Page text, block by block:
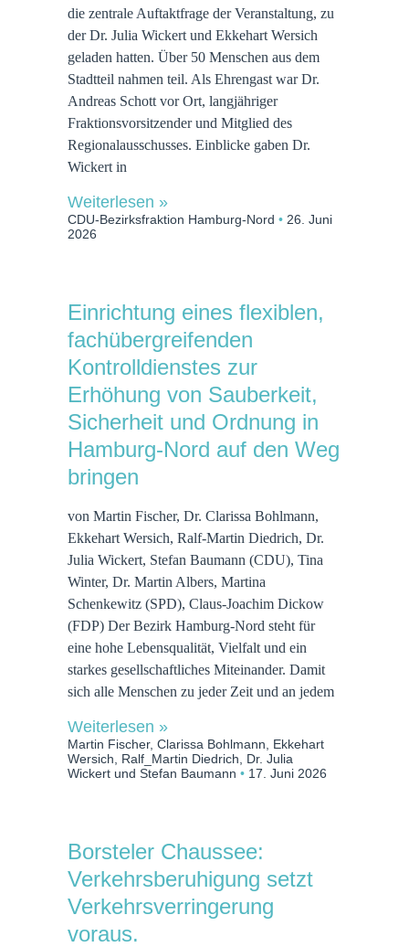
die zentrale Auftaktfrage der Veranstaltung, zu
der Dr. Julia Wickert und Ekkehart Wersich
geladen hatten. Über 50 Menschen aus dem
Stadtteil nahmen teil. Als Ehrengast war Dr.
Andreas Schott vor Ort, langjähriger
Fraktionsvorsitzender und Mitglied des
Regionalausschusses. Einblicke gaben Dr.
Wickert in
Weiterlesen »
CDU-Bezirksfraktion Hamburg-Nord
26. Juni
2026
Einrichtung eines flexiblen,
fachübergreifenden
Kontrolldienstes zur
Erhöhung von Sauberkeit,
Sicherheit und Ordnung in
Hamburg-Nord auf den Weg
bringen
von Martin Fischer, Dr. Clarissa Bohlmann,
Ekkehart Wersich, Ralf-Martin Diedrich, Dr.
Julia Wickert, Stefan Baumann (CDU), Tina
Winter, Dr. Martin Albers, Martina
Schenkewitz (SPD), Claus-Joachim Dickow
(FDP) Der Bezirk Hamburg-Nord steht für
eine hohe Lebensqualität, Vielfalt und ein
starkes gesellschaftliches Miteinander. Damit
sich alle Menschen zu jeder Zeit und an jedem
Weiterlesen »
Martin Fischer, Clarissa Bohlmann, Ekkehart
Wersich, Ralf_Martin Diedrich, Dr. Julia
Wickert und Stefan Baumann
17. Juni 2026
Borsteler Chaussee:
Verkehrsberuhigung setzt
Verkehrsverringerung
voraus.